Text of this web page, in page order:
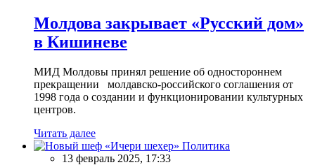
Молдова закрывает «Русский дом»
в Кишиневе
МИД Молдовы принял решение об одностороннем
прекращении молдавско-российского соглашения от
1998 года о создании и функционировании культурных
центров.
Читать далее
Политика
13 февраль 2025, 17:33